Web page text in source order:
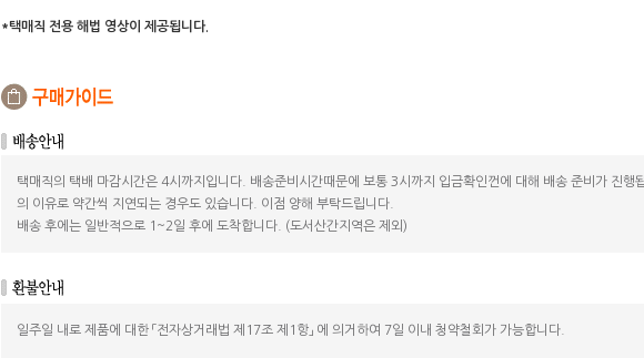
*택매직 전용 해법 영상이 제공됩니다.
택매직의 택배 마감시간은 4시까지입니다. 배송준비시간때문에 보통 3시까지 입금확인껀에 대해 배송 준비가 진
의 이유로 약간씩 지연되는 경우도 있습니다. 이점 양해 부탁드립니다.
배송 후에는 일반적으로 1~2일 후에 도착합니다. (도서산간지역은 제외)
일주일 내로 제품에 대한 「전자상거래법 제17조 제1항」 에 의거하여 7일 이내 청약철회가 가능합니다.